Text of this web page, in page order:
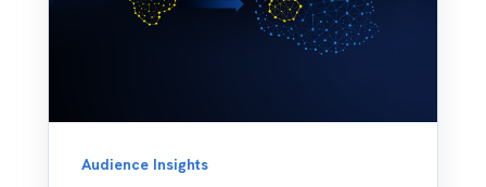
Audience Insights